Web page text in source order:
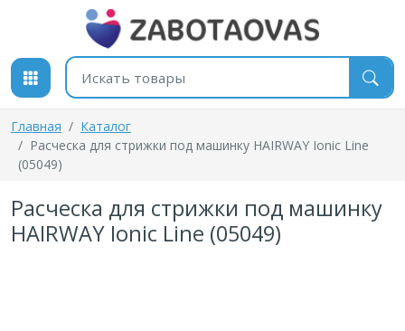
К содержимому
Поиск товаров
Главная
Каталог
Расческа для стрижки под машинку HAIRWAY Ionic Line
(05049)
Расческа для стрижки под машинку
HAIRWAY Ionic Line (05049)